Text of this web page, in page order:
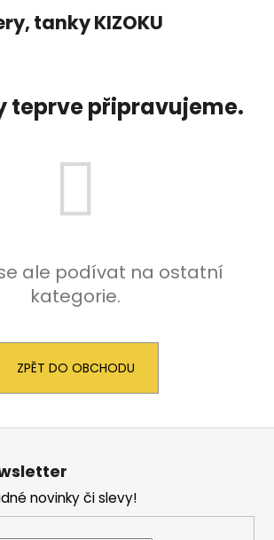
tanky KIZOKU
teprve připravujeme.
ale podívat na ostatní
kategorie.
ZPĚT DO OBCHODU
novinky či slevy!